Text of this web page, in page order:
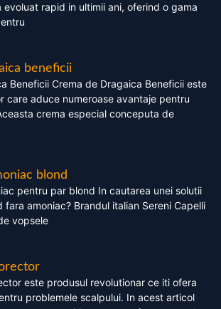
evoluat rapid in ultimii ani, oferind o gama
beneficii
Beneficii Crema de Dragaica Beneficii este
care aduce numeroase avantaje pentru
crema especial conceputa de
blond
pentru par blond In cautarea unei solutii
fara amoniac? Brandul italian Sereni Capelli
vopsele
este produsul revolutionar ce iti ofera
problemele scalpului. In acest articol